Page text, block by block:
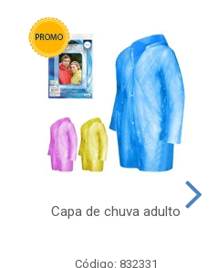
Capa de chuva adulto
Código: 832331